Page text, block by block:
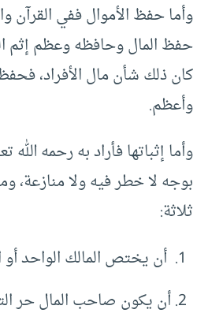
وأما حفظ الأموال ففي القرآن
حفظ المال وحافظه وعظم إثم
كان ذلك شأن مال الأفراد،
وأعظم.
وأما إثباتها فأراد به رحمه الله
بوجه لا خطر فيه ولا منازعة،
ثلاثة:
أن يختص المالك الواحد أو
أن يكون صاحب المال حر